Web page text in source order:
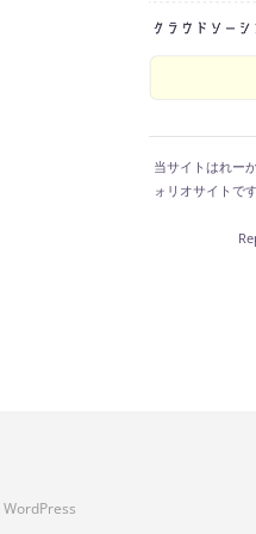
当サイトはれー
ォリオサイトで
WordPress